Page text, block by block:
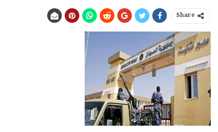
Share